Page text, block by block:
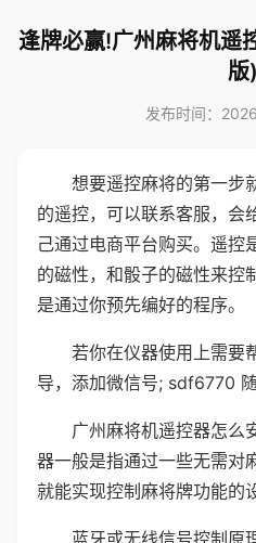
逢牌必赢!广州麻将机遥
版)
发布时间：
想要遥控麻将的第一步
的遥控，可以联系客服，会
己通过电商平台购买。遥控
的磁性，和骰子的磁性来控
是通过你预先编好的程序。
若你在仪器使用上需要
导，添加微信号; sdf6770 随
广州麻将机遥控器怎么
器一般是指通过一些无需对
就能实现控制麻将牌功能的
蓝牙或无线信号控制原